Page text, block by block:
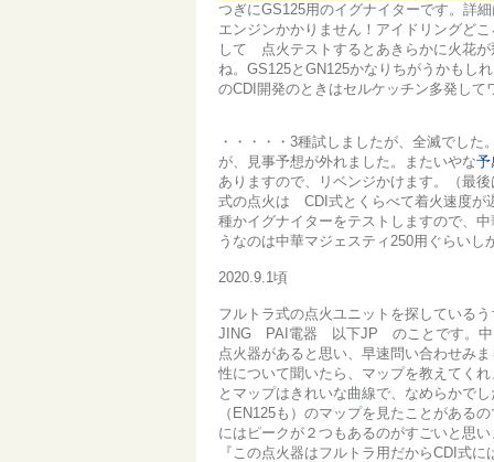
つぎにGS125用のイグナイターです。詳
エンジンかかりません！アイドリングど
して 点火テストするとあきらかに火花
ね。GS125とGN125かなりちがうかもし
のCDI開発のときはセルケッチン多発し
・・・・・3種試しましたが、全滅でし
が、見事予想が外れました。またいやな予
ありますので、リベンジかけます。（最
式の点火は CDI式とくらべて着火速度が
種かイグナイターをテストしますので、
うなのは中華マジェスティ250用ぐらい
2020.9.1頃
フルトラ式の点火ユニットを探している
JING PAI電器 以下JP のことです。中
点火器があると思い、早速問い合わせみ
性について聞いたら、マップを教えてく
とマップはきれいな曲線で、なめらかで
（EN125も）のマップを見たことがある
にはピークが２つもあるのがすごいと思
『この点火器はフルトラ用だからCDI式